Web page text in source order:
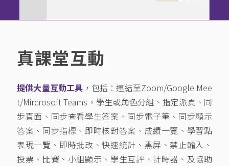
真課堂互動
提供大量互動工具 ，包括：連結至Zoom/Google Mee
t/Mircrosoft Teams，學生或角色分組、指定派頁、同
步頁面、同步查看學生答案、同步電子筆、同步顯示
答案、同步指標、即時核對答案、成績一覽、學習點
表現一覽、即時批改、快速統計、黑屏、禁止輸入、
投票、比賽、小組顯示、學生互評、計時器、及協助